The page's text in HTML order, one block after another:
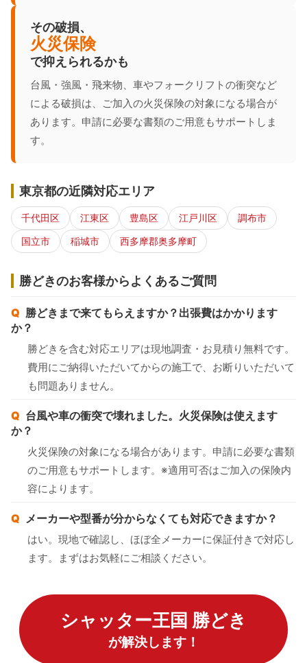
その破損、
火災保険
で抑えられるかも
台風・強風・飛来物、車やフォークリフトの衝突など
による破損は、ご加入の火災保険の対象になる場合が
あります。申請に必要な書類のご用意もサポートしま
す。
東京都の近隣対応エリア
千代田区 江東区 豊島区 江戸川区
調布市
国立市
稲城市 西多摩郡奥多摩町
勝どきのお客様からよくあるご質問
勝どきまで来てもらえますか？出張費はかかります
か？
勝どきを含む対応エリアは現地調査・お見積り無料です。
費用にご納得いただいてからの施工で、お断りいただいて
も問題ありません。
台風や車の衝突で壊れました。火災保険は使えます
か？
火災保険の対象になる場合があります。申請に必要な書類
のご用意もサポートします。※適用可否はご加入の保険内
容によります。
メーカーや型番が分からなくても対応できますか？
はい。現地で確認し、ほぼ全メーカーに保証付きで対応し
ます。まずはお気軽にご相談ください。
シャッター王国 勝どき
が解決します！